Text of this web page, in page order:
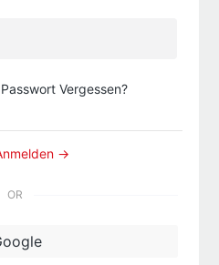
Passwort Vergessen?
→
OR